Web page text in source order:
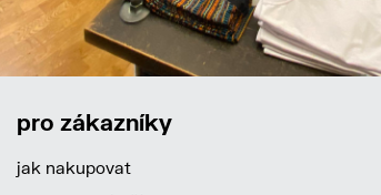
pro zákazníky
jak nakupovat